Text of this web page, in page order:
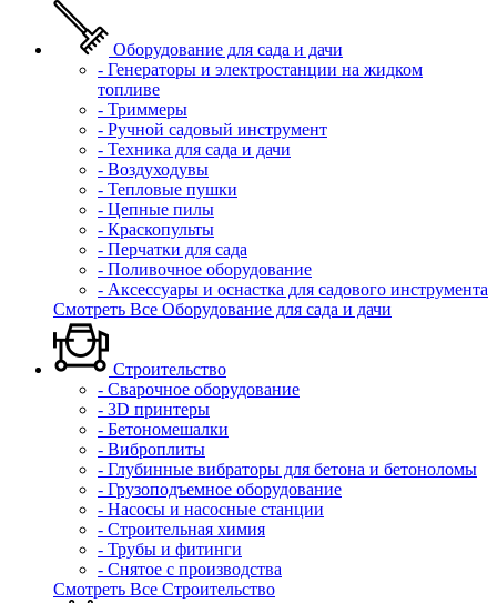
Оборудование для сада и дачи
- Генераторы и электростанции на жидком
топливе
- Триммеры
- Ручной садовый инструмент
- Техника для сада и дачи
- Воздуходувы
- Тепловые пушки
- Цепные пилы
- Краскопульты
- Перчатки для сада
- Поливочное оборудование
- Аксессуары и оснастка для садового инструмента
Смотреть Все Оборудование для сада и дачи
Строительство
- Сварочное оборудование
- 3D принтеры
- Бетономешалки
- Виброплиты
- Глубинные вибраторы для бетона и бетоноломы
- Грузоподъемное оборудование
- Насосы и насосные станции
- Строительная химия
- Трубы и фитинги
- Снятое с производства
Смотреть Все Строительство